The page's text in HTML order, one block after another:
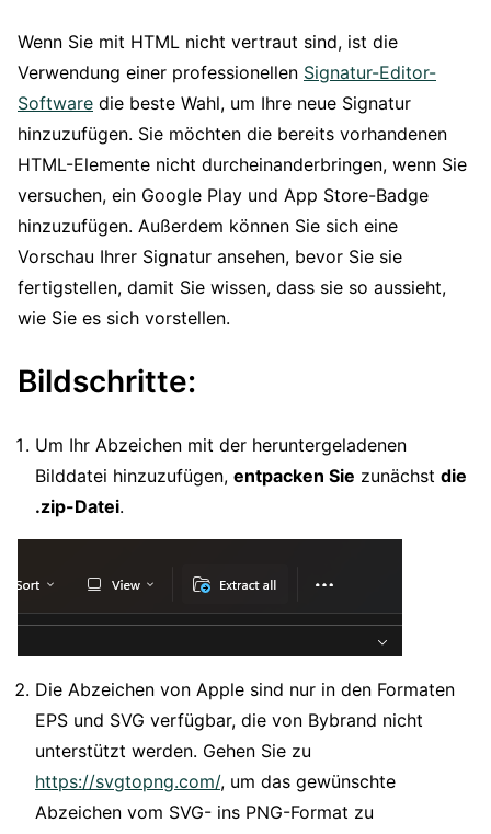
Wenn Sie mit HTML nicht vertraut sind, ist die
Verwendung einer professionellen Signatur-Editor-
Software die beste Wahl, um Ihre neue Signatur
hinzuzufügen. Sie möchten die bereits vorhandenen
HTML-Elemente nicht durcheinanderbringen, wenn Sie
versuchen, ein Google Play und App Store-Badge
hinzuzufügen. Außerdem können Sie sich eine
Vorschau Ihrer Signatur ansehen, bevor Sie sie
fertigstellen, damit Sie wissen, dass sie so aussieht,
wie Sie es sich vorstellen.
Bildschritte:
Um Ihr Abzeichen mit der heruntergeladenen
Bilddatei hinzuzufügen, entpacken Sie zunächst die
.zip-Datei.
Die Abzeichen von Apple sind nur in den Formaten
EPS und SVG verfügbar, die von Bybrand nicht
unterstützt werden. Gehen Sie zu
https://svgtopng.com/, um das gewünschte
Abzeichen vom SVG- ins PNG-Format zu